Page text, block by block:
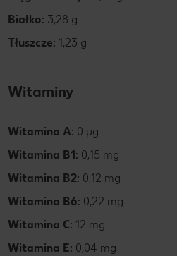
Białko: 3,28 g
Tłuszcze: 1,23 g
Witaminy
Witamina A: 0 µg
Witamina B1: 0,15 mg
Witamina B2: 0,12 mg
Witamina B6: 0,22 mg
Witamina C: 12 mg
Witamina E: 0,04 mg